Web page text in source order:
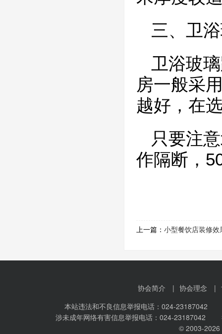
三、卫
卫浴玻
房一般采
越好，在
只要注
作隔断，
上一篇： 小型餐饮店装修
协会简介 | 协会理念 |
本站违法和不良信息举报电话：024-23187042
涉未成年网络有害信息举报电话：024-
© 2003-